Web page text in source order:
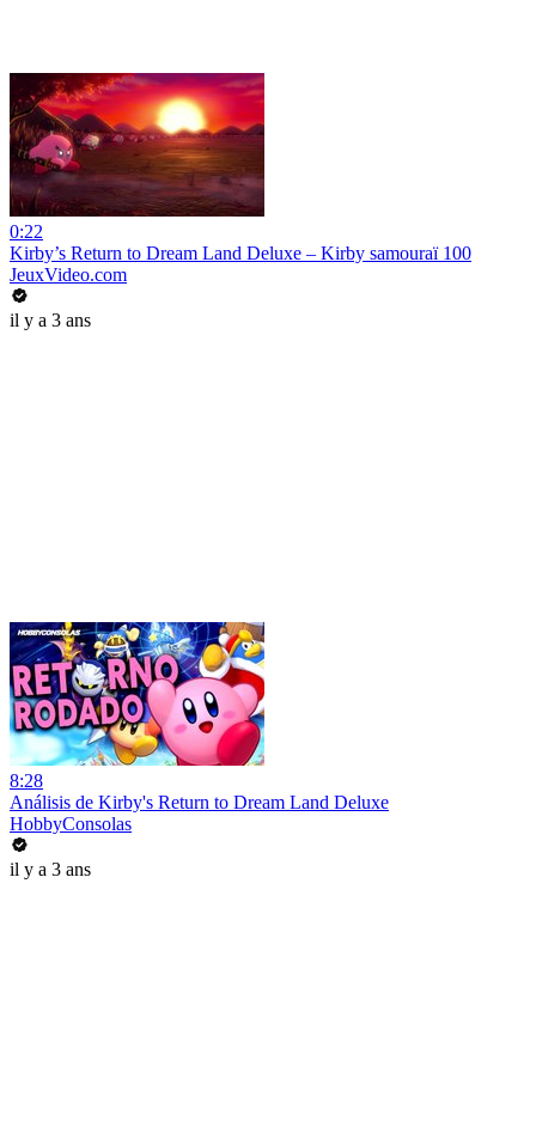
0:22
Kirby’s Return to Dream Land Deluxe – Kirby samouraï 100
JeuxVideo.com
il y a 3 ans
8:28
Análisis de Kirby's Return to Dream Land Deluxe
HobbyConsolas
il y a 3 ans